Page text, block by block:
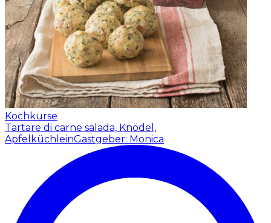
Kochkurse
Tartare di carne salada, Knödel,
ApfelküchleinGastgeber: Monica